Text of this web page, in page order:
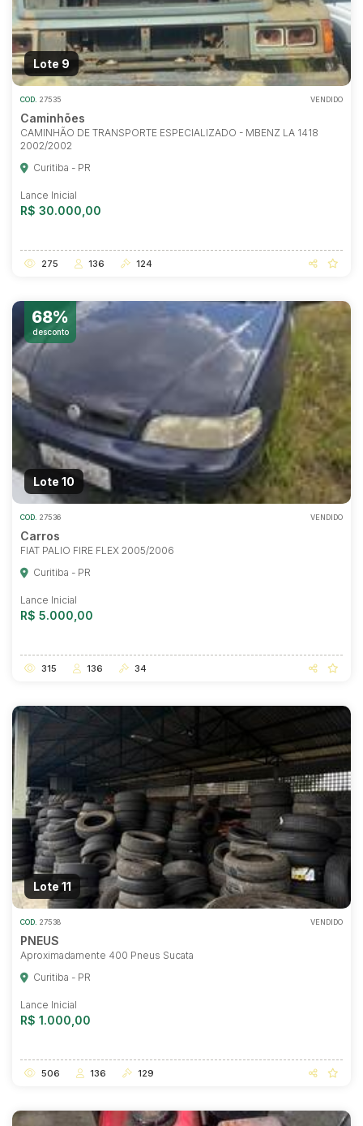
Lote 9
COD. 27535 VENDIDO
Caminhões
CAMINHÃO DE TRANSPORTE ESPECIALIZADO - MBENZ LA 1418
2002/2002
Curitiba - PR
Lance Inicial
R$ 30.000,00
275 136 124
68%
desconto
Lote 10
COD. 27536 VENDIDO
Carros
FIAT PALIO FIRE FLEX 2005/2006
Curitiba - PR
Lance Inicial
R$ 5.000,00
315 136 34
Lote 11
COD. 27538 VENDIDO
PNEUS
Aproximadamente 400 Pneus Sucata
Curitiba - PR
Lance Inicial
R$ 1.000,00
506 136 129